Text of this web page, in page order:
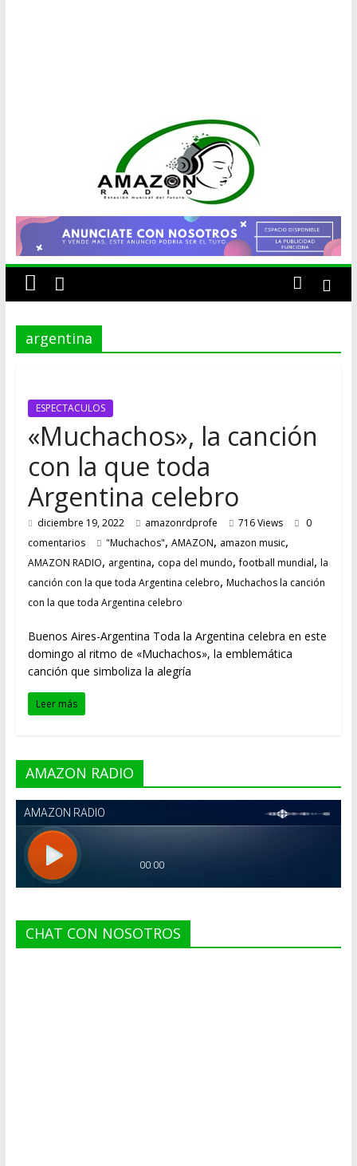
AMAZON
RADIO
MUSICAL
DEL
argentina
ESPECTACULOS
«Muchachos», la canción
con la que toda
Argentina celebro
diciembre 19, 2022 amazonrdprofe 716 Views
0
comentarios
"Muchachos", AMAZON, amazon music,
AMAZON RADIO, argentina, copa del mundo,football mundial, la
canción con la que toda Argentina celebro, Muchachos la canción
con la que toda Argentina celebro
Buenos Aires-Argentina Toda la Argentina celebra en este
domingo al ritmo de «Muchachos», la emblemática
canción que simboliza la alegría
Leer más
AMAZON RADIO
CHAT CON NOSOTROS